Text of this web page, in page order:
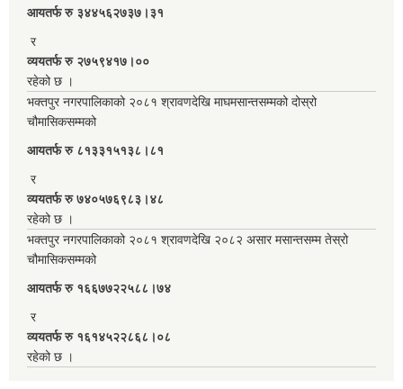
आयतर्फ रु‌ ३४४५६२७३७।३१
र
व्ययतर्फ रु २७५९४१७।००
रहेको छ ।
भक्तपुर नगरपालिकाको २०८१ श्रावणदेखि माघमसान्तसम्मको दोस्रो
चौमासिकसम्मको
आयतर्फ रु‌ ८१३३१५१३८।८१
र
व्ययतर्फ रु ७४०५७६९८३।४८
रहेको छ ।
भक्तपुर नगरपालिकाको २०८१ श्रावणदेखि २०८२ असार मसान्तसम्म तेस्रो
चौमासिकसम्मको
आयतर्फ रु‌ १६६७७२२५८८।७४
र
व्ययतर्फ रु १६१४५२२८६८।०८
रहेको छ ।